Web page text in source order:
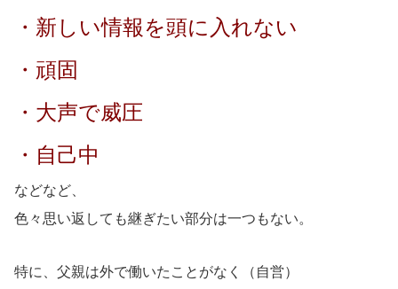
・新しい情報を頭に入れない
・頑固
・大声で威圧
・自己中
などなど、
色々思い返しても継ぎたい部分は一つもない。
特に、父親は外で働いたことがなく（自営）